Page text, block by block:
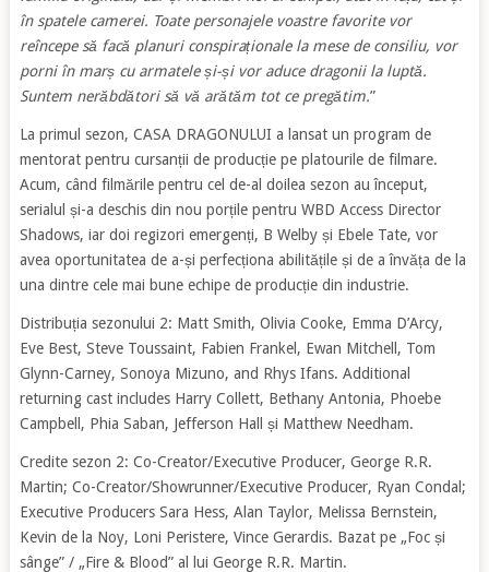
în spatele camerei. Toate personajele voastre favorite vor
reîncepe să facă planuri conspiraționale la mese de consiliu, vor
porni în marș cu armatele și-și vor aduce dragonii la luptă.
Suntem nerăbdători să vă arătăm tot ce pregătim.”
La primul sezon, CASA DRAGONULUI a lansat un program de
mentorat pentru cursanții de producție pe platourile de filmare.
Acum, când filmările pentru cel de-al doilea sezon au început,
serialul și-a deschis din nou porțile pentru WBD Access Director
Shadows, iar doi regizori emergenți, B Welby și Ebele Tate, vor
avea oportunitatea de a-și perfecționa abilitățile și de a învăța de la
una dintre cele mai bune echipe de producție din industrie.
Distribuția sezonului 2: Matt Smith, Olivia Cooke, Emma D’Arcy,
Eve Best, Steve Toussaint, Fabien Frankel, Ewan Mitchell, Tom
Glynn-Carney, Sonoya Mizuno, and Rhys Ifans. Additional
returning cast includes Harry Collett, Bethany Antonia, Phoebe
Campbell, Phia Saban, Jefferson Hall și Matthew Needham.
Credite sezon 2: Co-Creator/Executive Producer, George R.R.
Martin; Co-Creator/Showrunner/Executive Producer, Ryan Condal;
Executive Producers Sara Hess, Alan Taylor, Melissa Bernstein,
Kevin de la Noy, Loni Peristere, Vince Gerardis. Bazat pe „Foc și
sânge” / „Fire & Blood” al lui George R.R. Martin.